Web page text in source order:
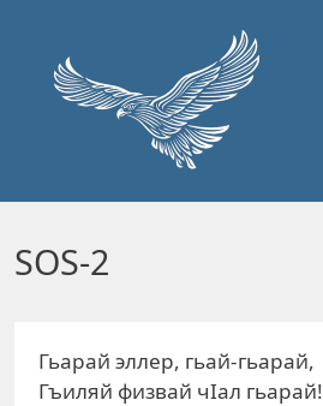
SOS-2
Гьарай эллер, гьай-гьарай,
Гъиляй физвай чIал гьарай!